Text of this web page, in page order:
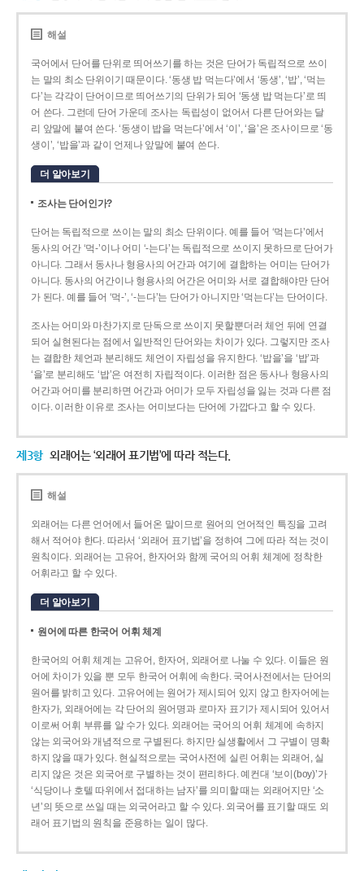
해설
국어에서 단어를 단위로 띄어쓰기를 하는 것은 단어가 독립적으로 쓰이
는 말의 최소 단위이기 때문이다. ‘동생 밥 먹는다’에서 ‘동생’, ‘밥’, ‘먹는
다’는 각각이 단어이므로 띄어쓰기의 단위가 되어 ‘동생 밥 먹는다’로 띄
어 쓴다. 그런데 단어 가운데 조사는 독립성이 없어서 다른 단어와는 달
리 앞말에 붙여 쓴다. ‘동생이 밥을 먹는다’에서 ‘이’, ‘을’은 조사이므로 ‘동
생이’, ‘밥을’과 같이 언제나 앞말에 붙여 쓴다.
더 알아보기
조사는 단어인가?
단어는 독립적으로 쓰이는 말의 최소 단위이다. 예를 들어 ‘먹는다’에서
동사의 어간 ‘먹-­’이나 어미 ‘­-는다’는 독립적으로 쓰이지 못하므로 단어가
아니다. 그래서 동사나 형용사의 어간과 여기에 결합하는 어미는 단어가
아니다. 동사의 어간이나 형용사의 어간은 어미와 서로 결합해야만 단어
가 된다. 예를 들어 ‘먹-’, ‘-는다’는 단어가 아니지만 ‘먹는다’는 단어이다.
조사는 어미와 마찬가지로 단독으로 쓰이지 못할뿐더러 체언 뒤에 연결
되어 실현된다는 점에서 일반적인 단어와는 차이가 있다. 그렇지만 조사
는 결합한 체언과 분리해도 체언이 자립성을 유지한다. ‘밥을’을 ‘밥’과
‘을’로 분리해도 ‘밥’은 여전히 자립적이다. 이러한 점은 동사나 형용사의
어간과 어미를 분리하면 어간과 어미가 모두 자립성을 잃는 것과 다른 점
이다. 이러한 이유로 조사는 어미보다는 단어에 가깝다고 할 수 있다.
제3항 외래어는 ‘외래어 표기법’에 따라 적는다.
해설
외래어는 다른 언어에서 들어온 말이므로 원어의 언어적인 특징을 고려
해서 적어야 한다. 따라서 ‘외래어 표기법’을 정하여 그에 따라 적는 것이
원칙이다. 외래어는 고유어, 한자어와 함께 국어의 어휘 체계에 정착한
어휘라고 할 수 있다.
더 알아보기
원어에 따른 한국어 어휘 체계
한국어의 어휘 체계는 고유어, 한자어, 외래어로 나눌 수 있다. 이들은 원
어에 차이가 있을 뿐 모두 한국어 어휘에 속한다. 국어사전에서는 단어의
원어를 밝히고 있다. 고유어에는 원어가 제시되어 있지 않고 한자어에는
한자가, 외래어에는 각 단어의 원어명과 로마자 표기가 제시되어 있어서
이로써 어휘 부류를 알 수가 있다. 외래어는 국어의 어휘 체계에 속하지
않는 외국어와 개념적으로 구별된다. 하지만 실생활에서 그 구별이 명확
하지 않을 때가 있다. 현실적으로는 국어사전에 실린 어휘는 외래어, 실
리지 않은 것은 외국어로 구별하는 것이 편리하다. 예컨대 ‘보이(boy)’가
‘식당이나 호텔 따위에서 접대하는 남자’를 의미할 때는 외래어지만 ‘소
년’의 뜻으로 쓰일 때는 외국어라고 할 수 있다. 외국어를 표기할 때도 외
래어 표기법의 원칙을 준용하는 일이 많다.